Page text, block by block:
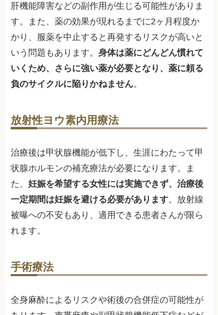
肝機能障害などの副作用が生じる可能性がありま
す。また、薬の効果が現れるまでに2ヶ月程度か
かり、服薬を中止すると再発するリスクが高いと
いう問題もあります。身体は薬にどんどん慣れて
いくため、さらに強い薬が必要となり、薬に頼る
負のサイクルに陥りかねません。
放射性ヨウ素内用療法
治療後は甲状腺機能が低下し、生涯にわたって甲
状腺ホルモンの補充療法が必要になります。ま
た、妊娠を希望する女性には実施できず、治療後
一定期間は妊娠を避ける必要があります。放射線
被曝への不安もあり、適用できる患者さんが限ら
れます。
手術療法
全身麻酔によるリスクや術後の合併症の可能性が